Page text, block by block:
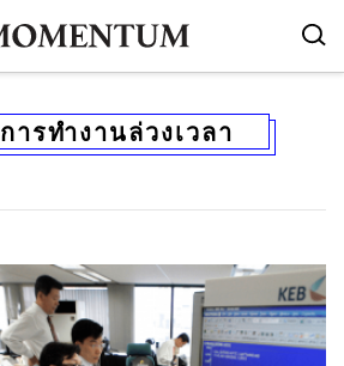
การทำงานล่วงเวลา